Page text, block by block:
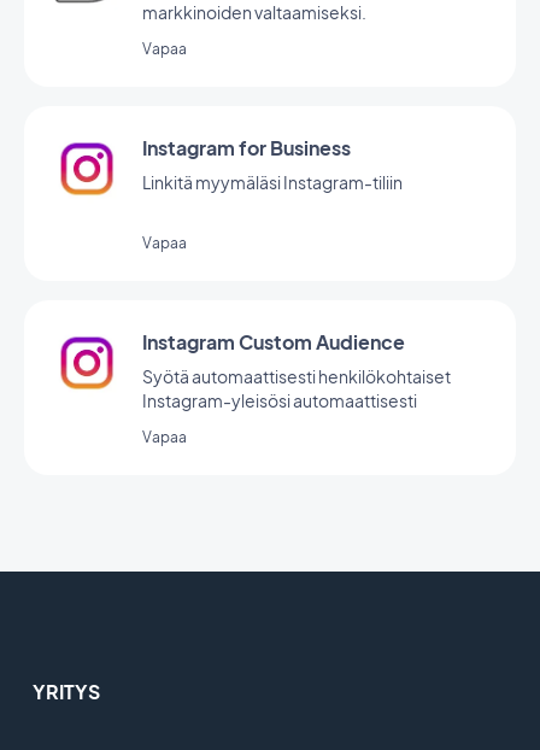
markkinoiden valtaamiseksi.
Vapaa
Instagram for Business
Linkitä myymäläsi Instagram-tiliin
Vapaa
Instagram Custom Audience
Syötä automaattisesti henkilökohtaiset
Instagram-yleisösi automaattisesti
Vapaa
YRITYS